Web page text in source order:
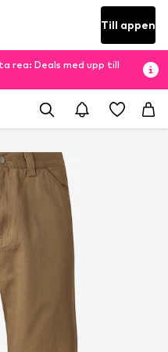
Till appen
rea: Deals med upp till